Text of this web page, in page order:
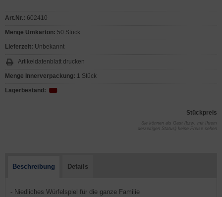
Art.Nr.: 602410
Menge Umkarton: 50 Stück
Lieferzeit: Unbekannt
Artikeldatenblatt drucken
Menge Innerverpackung: 1 Stück
Lagerbestand:
Stückpreis
Sie können als Gast (bzw. mit Ihrem
derzeitigen Status) keine Preise sehen
Beschreibung Details
- Niedliches Würfelspiel für die ganze Familie